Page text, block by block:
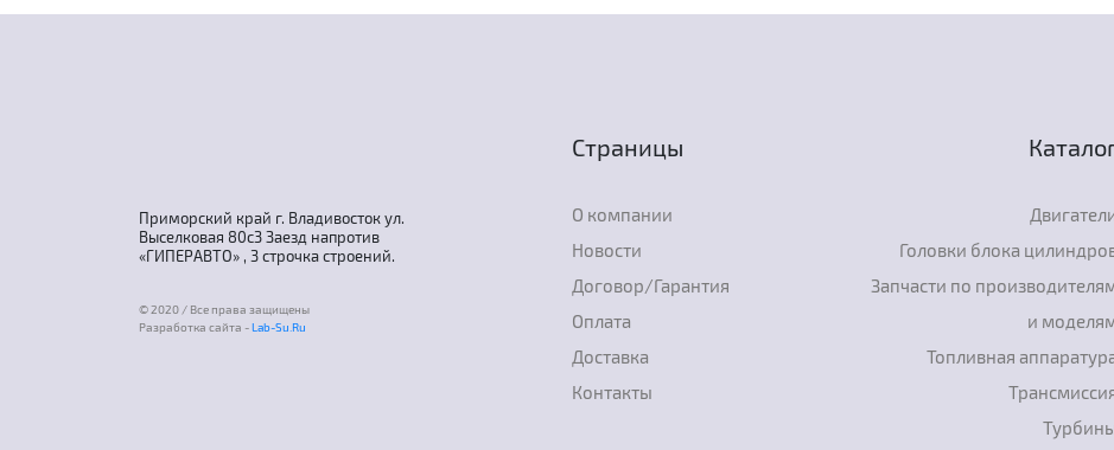
Приморский край г. Владивосток ул.
Выселковая 80с3 Заезд напротив
«ГИПЕРАВТО» , 3 строчка строений.
© 2020 / Все права защищены
Разработка сайта -Lab-Su.Ru
Страницы
О компании
Новости
Договор/Гарантия
Оплата
Доставка
Контакты
Головки блока
Запчасти по
и
Топливная